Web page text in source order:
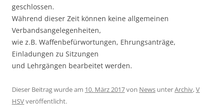
geschlossen.
Während dieser Zeit können keine allgemeinen
Verbandsangelegenheiten,
wie z.B. Waffenbefürwortungen, Ehrungsanträge,
Einladungen zu Sitzungen
und Lehrgängen bearbeitet werden.
Dieser Beitrag wurde am 10. März 2017von News unterArchiv,V
HSVveröffentlicht.